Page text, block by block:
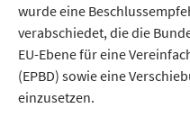
wurde eine
verabschiedet, die die
EU-Ebene für eine
(EPBD) sowie eine
einzusetzen.